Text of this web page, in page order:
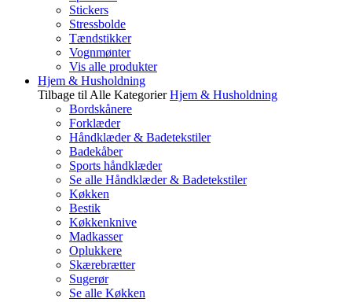
Stickers
Stressbolde
Tændstikker
Vognmønter
Vis alle produkter
Hjem & Husholdning
Tilbage til Alle Kategorier Hjem & Husholdning
Bordskånere
Forklæder
Håndklæder & Badetekstiler
Badekåber
Sports håndklæder
Se alle Håndklæder & Badetekstiler
Køkken
Bestik
Køkkenknive
Madkasser
Oplukkere
Skærebrætter
Sugerør
Se alle Køkken